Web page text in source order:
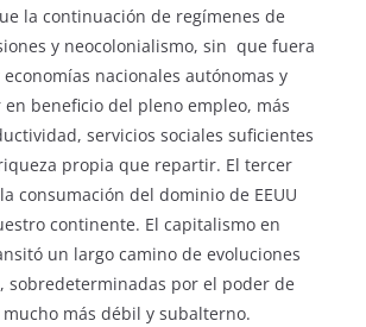
la continuación de regímenes de
y neocolonialismo, sin que fuera
nacionales autónomas y
en beneficio del pleno empleo, más
servicios sociales suficientes
propia que repartir. El tercer
consumación del dominio de EEUU
continente. El capitalismo en
un largo camino de evoluciones
sobredeterminadas por el poder de
mucho más débil y subalterno.